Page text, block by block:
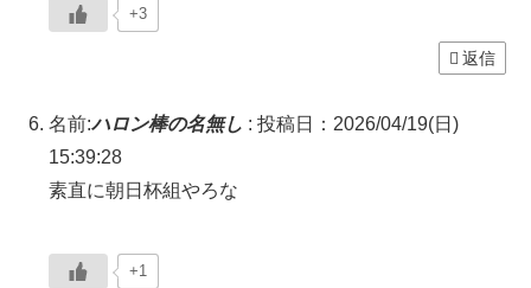
+3
返信
名前:ハロン棒の名無し : 投稿日：2026/04/19(日)
15:39:28
素直に朝日杯組やろな
+1